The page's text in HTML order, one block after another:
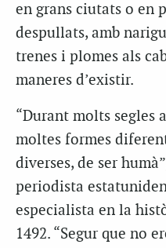
en grans ciutats o en
despullats, amb
trenes i plomes als
maneres d’existir.
“Durant molts segles
moltes formes
diverses, de ser
periodista
especialista en la
1492. “Segur que no